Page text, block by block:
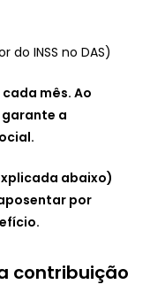
do INSS no DAS)
cada mês. Ao
garante a
abaixo)
por
contribuição